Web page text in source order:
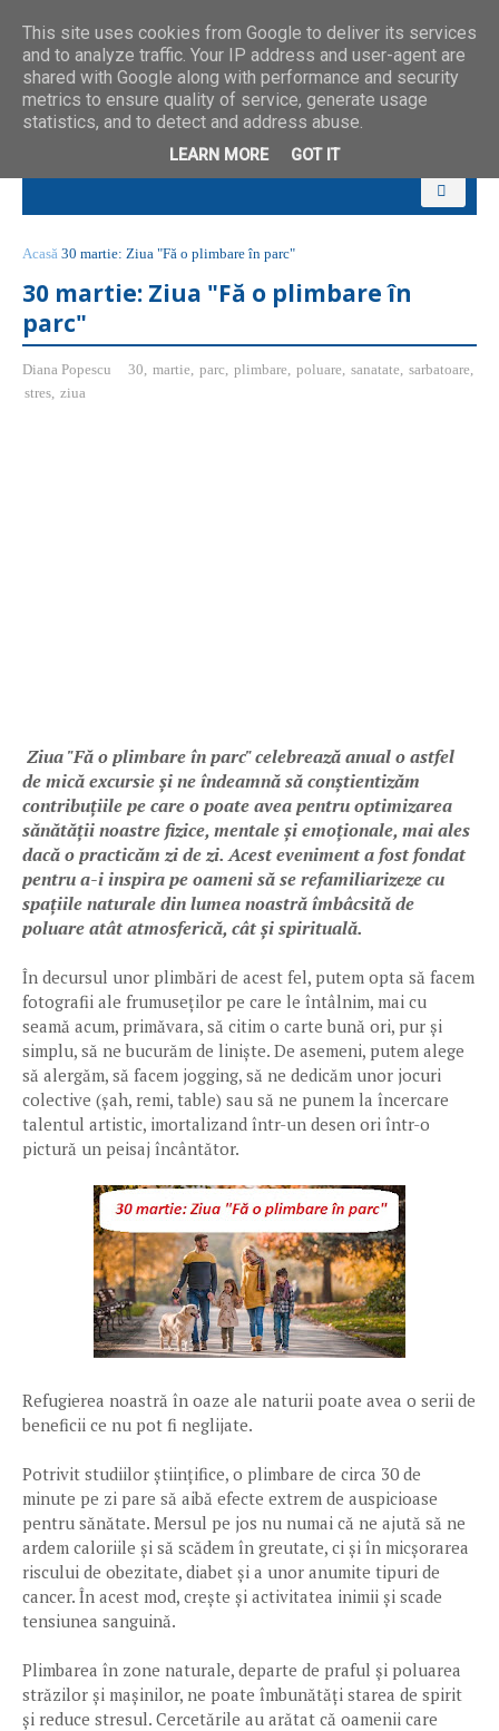
Acasă 30 martie: Ziua "Fă o plimbare în parc"
30 martie: Ziua "Fă o plimbare în
parc"
Diana Popescu 30, martie, parc, plimbare, poluare, sanatate, sarbatoare,
stres, ziua
Ziua "Fă o plimbare în parc" celebrează anual o astfel
de mică excursie și ne îndeamnă să conștientizăm
contribuțiile pe care o poate avea pentru optimizarea
sănătății noastre fizice, mentale și emoționale, mai ales
dacă o practicăm zi de zi. Acest eveniment a fost fondat
pentru a-i inspira pe oameni să se refamiliarizeze cu
spațiile naturale din lumea noastră îmbâcsită de
poluare atât atmosferică, cât și spirituală.
În decursul unor plimbări de acest fel, putem opta să facem
fotografii ale frumuseților pe care le întâlnim, mai cu
seamă acum, primăvara, să citim o carte bună ori, pur și
simplu, să ne bucurăm de liniște. De asemeni, putem alege
să alergăm, să facem jogging, să ne dedicăm unor jocuri
colective (șah, remi, table) sau să ne punem la încercare
talentul artistic, imortalizand într-un desen ori într-o
pictură un peisaj încântător.
Refugierea noastră în oaze ale naturii poate avea o serii de
beneficii ce nu pot fi neglijate.
Potrivit studiilor științifice, o plimbare de circa 30 de
minute pe zi pare să aibă efecte extrem de auspicioase
pentru sănătate. Mersul pe jos nu numai că ne ajută să ne
ardem caloriile și să scădem în greutate, ci și în micșorarea
riscului de obezitate, diabet și a unor anumite tipuri de
cancer. În acest mod, crește și activitatea inimii și scade
tensiunea sanguină.
Plimbarea în zone naturale, departe de praful și poluarea
străzilor și mașinilor, ne poate îmbunătăți starea de spirit
și reduce stresul. Cercetările au arătat că oamenii care
This site uses cookies from Google to deliver its services
and to analyze traffic. Your IP address and user-agent are
shared with Google along with performance and security
metrics to ensure quality of service, generate usage
statistics, and to detect and address abuse.
LEARN MORE GOT IT